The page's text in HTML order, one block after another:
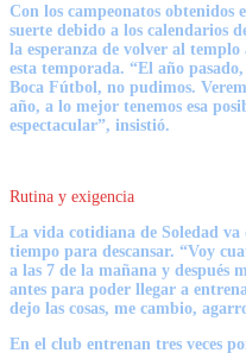
Con los campeonatos obtenidos
suerte debido a los calendarios
la esperanza de volver al
esta temporada. “El año
Boca Fútbol, no pudimos.
año, a lo mejor tenemos esa
espectacular”, insistió.
Rutina y exigencia
La vida cotidiana de Soledad va
tiempo para descansar. “Voy
a las 7 de la mañana y después
antes para poder llegar a
dejo las cosas, me cambio,
En el club entrenan tres veces